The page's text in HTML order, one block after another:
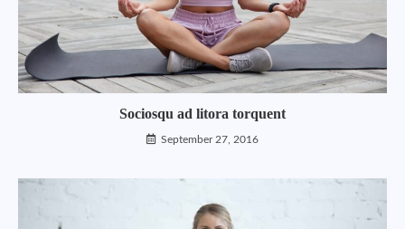
Sociosqu ad litora torquent
September 27, 2016